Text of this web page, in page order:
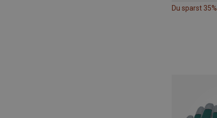
Du sparst 35%